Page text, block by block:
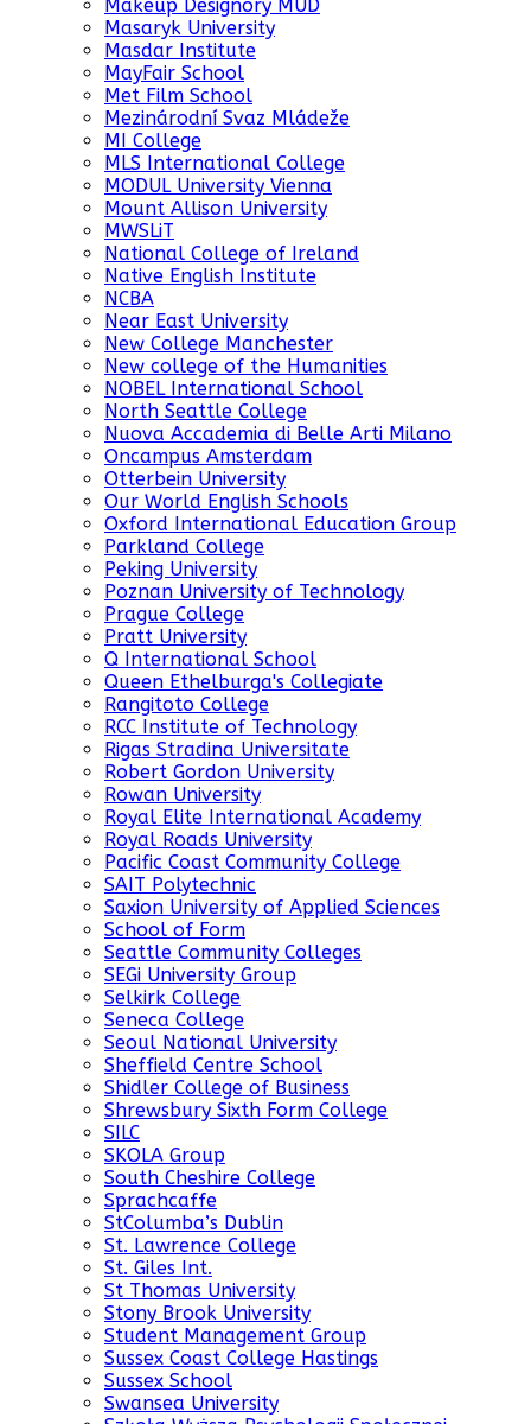
Makeup Designory MUD
Masaryk University
Masdar Institute
MayFair School
Met Film School
Mezinárodní Svaz Mládeže
MI College
MLS International College
MODUL University Vienna
Mount Allison University
MWSLiT
National College of Ireland
Native English Institute
NCBA
Near East University
New College Manchester
New college of the Humanities
NOBEL International School
North Seattle College
Nuova Accademia di Belle Arti Milano
Oncampus Amsterdam
Otterbein University
Our World English Schools
Oxford International Education Group
Parkland College
Peking University
Poznan University of Technology
Prague College
Pratt University
Q International School
Queen Ethelburga's Collegiate
Rangitoto College
RCC Institute of Technology
Rigas Stradina Universitate
Robert Gordon University
Rowan University
Royal Elite International Academy
Royal Roads University
Pacific Coast Community College
SAIT Polytechnic
Saxion University of Applied Sciences
School of Form
Seattle Community Colleges
SEGi University Group
Selkirk College
Seneca College
Seoul National University
Sheffield Centre School
Shidler College of Business
Shrewsbury Sixth Form College
SILC
SKOLA Group
South Cheshire College
Sprachcaffe
StColumba’s Dublin
St. Lawrence College
St. Giles Int.
St Thomas University
Stony Brook University
Student Management Group
Sussex Coast College Hastings
Sussex School
Swansea University